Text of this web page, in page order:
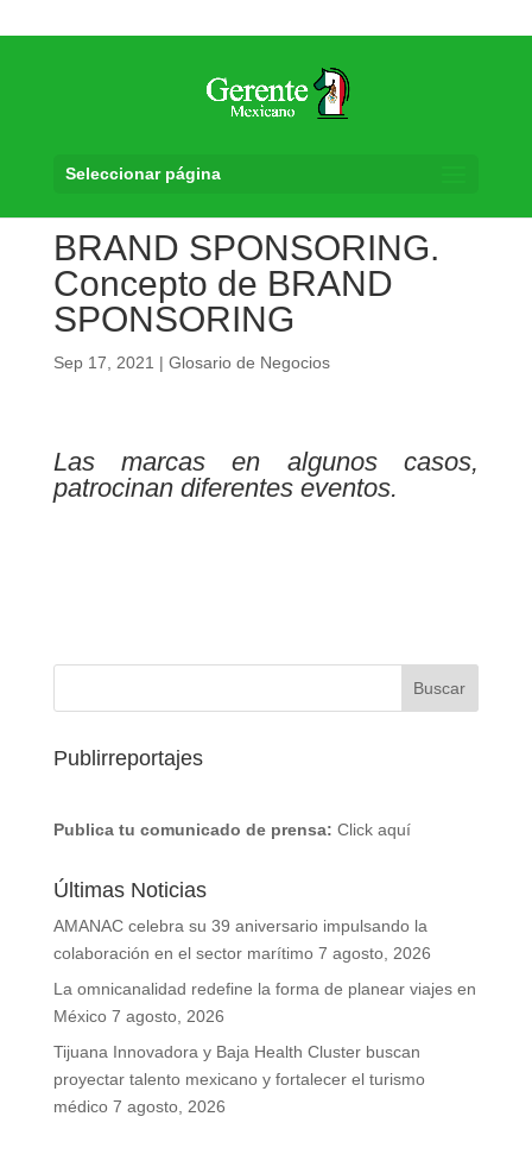
Seleccionar página
BRAND SPONSORING.
Concepto de BRAND
SPONSORING
Sep 17, 2021 | Glosario de Negocios
Las marcas en algunos casos,
patrocinan diferentes eventos.
Publirreportajes
Publica tu comunicado de prensa: Click aquí
Últimas Noticias
AMANAC celebra su 39 aniversario impulsando la
colaboración en el sector marítimo 7 agosto, 2026
La omnicanalidad redefine la forma de planear viajes en
México 7 agosto, 2026
Tijuana Innovadora y Baja Health Cluster buscan
proyectar talento mexicano y fortalecer el turismo
médico 7 agosto, 2026